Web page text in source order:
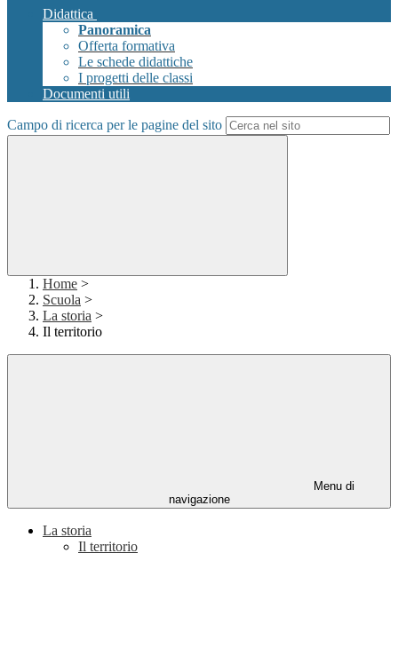
Didattica
Panoramica
Offerta formativa
Le schede didattiche
I progetti delle classi
Documenti utili
Campo di ricerca per le pagine del sito
Home >
Scuola >
La storia >
Il territorio
Menu di
navigazione
La storia
Il territorio